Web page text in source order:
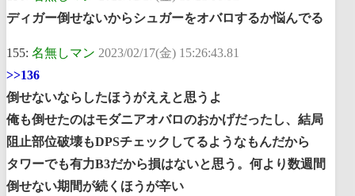
ディガー倒せないからシュガーをオバロするか悩んでる
155: 名無しマン 2023/02/17(金) 15:26:43.81
>>136
倒せないならしたほうがええと思うよ
俺も倒せたのはモダニアオバロのおかげだったし、結局
阻止部位破壊もDPSチェックしてるようなもんだから
タワーでも有力B3だから損はないと思う。何より数週間
倒せない期間が続くほうが辛い